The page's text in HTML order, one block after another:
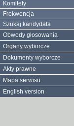
Komitety
Frekwencja
Szukaj kandydata
Obwody głosowania
Organy wyborcze
Dokumenty wyborcze
Akty prawne
Mapa serwisu
English version